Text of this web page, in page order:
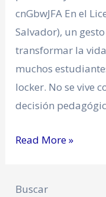
cnGbwJFA En el
Salvador), un
transformar la
muchos
locker. No se vive
decisión
Read More »
Buscar